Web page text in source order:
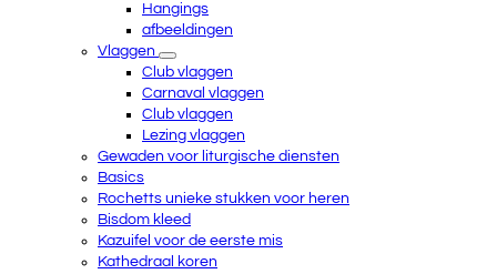
Hangings
afbeeldingen
Vlaggen
Club vlaggen
Carnaval vlaggen
Club vlaggen
Lezing vlaggen
Gewaden voor liturgische diensten
Basics
Rochetts unieke stukken voor heren
Bisdom kleed
Kazuifel voor de eerste mis
Kathedraal koren